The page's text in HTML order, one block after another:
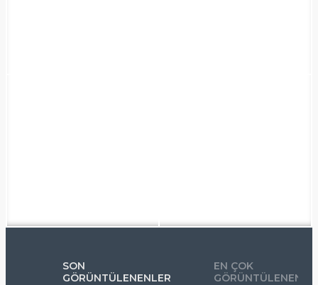
SON
GÖRÜNTÜLENENLER
EN ÇOK